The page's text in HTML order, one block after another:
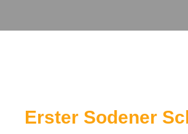
Erster Sodener